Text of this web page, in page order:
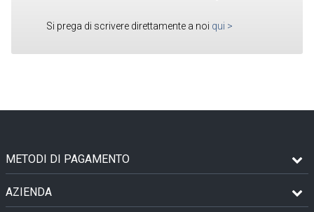
Si prega di scrivere direttamente a noi qui >
METODI DI PAGAMENTO
AZIENDA